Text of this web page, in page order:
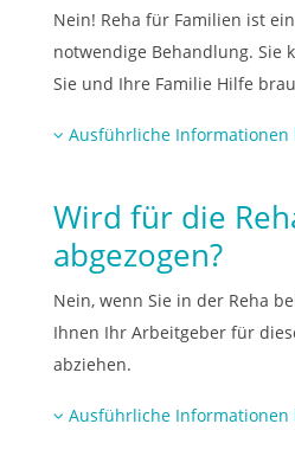
Nein! Reha für Familien ist
notwendige Behandlung. Sie
Sie und Ihre Familie Hilfe
Ausführliche Informationen
Wird für die
abgezogen?
Nein, wenn Sie in der Reha
Ihnen Ihr Arbeitgeber für
abziehen.
Ausführliche Informationen